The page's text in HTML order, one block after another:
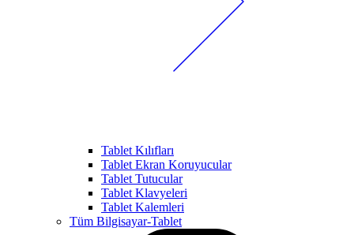
Tablet Kılıfları
Tablet Ekran Koruyucular
Tablet Tutucular
Tablet Klavyeleri
Tablet Kalemleri
Tüm Bilgisayar-Tablet